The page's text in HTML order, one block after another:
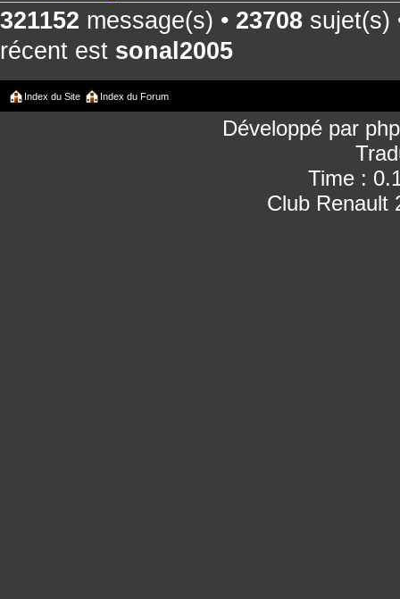
321152 message(s) • 23708 sujet(s)
récent est sonal2005
Index du Site Index du Forum
Développé par
Time :
Club Renault